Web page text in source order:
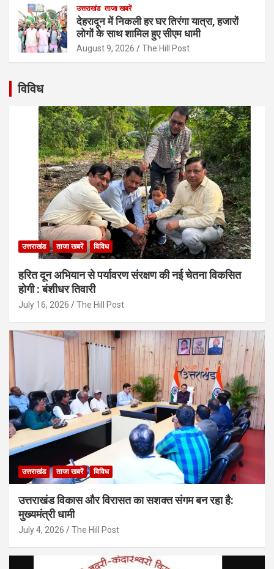
उत्तराखंड ताजा खबरें
देहरादून में निकली हर घर तिरंगा यात्रा, हजारों
लोगों के साथ शामिल हुए सीएम धामी
August 9, 2026 The Hill Post
विविध
उत्तराखंड ताजा खबरें विविध
हरित दून अभियान से पर्यावरण संरक्षण की नई चेतना विकसित
होगी : बंशीधर तिवारी
July 16, 2026 The Hill Post
उत्तराखंड ताजा खबरें विविध
उत्तराखंड विकास और विरासत का सशक्त संगम बन रहा है:
मुख्यमंत्री धामी
July 4, 2026 The Hill Post